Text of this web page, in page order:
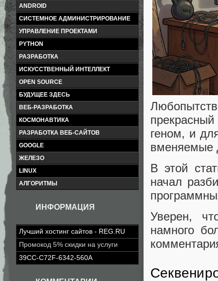
ANDROID
СИСТЕМНОЕ АДМИНИСТРИРОВАНИЕ
УПРАВЛЕНИЕ ПРОЕКТАМИ
PYTHON
РАЗРАБОТКА
ИСКУССТВЕННЫЙ ИНТЕЛЛЕКТ
OPEN SOURCE
БУДУЩЕЕ ЗДЕСЬ
ВЕБ-РАЗРАБОТКА
КОСМОНАВТИКА
РАЗРАБОТКА ВЕБ-САЙТОВ
GOOGLE
ЖЕЛЕЗО
LINUX
АЛГОРИТМЫ
ИНФОРМАЦИЯ
Лучший хостинг сайтов - REG.RU
Промокод 5% скидки на услуги
39CC-C72F-6342-560A
геном, и
вменяемые
В этой
начал
Уверен,
намного